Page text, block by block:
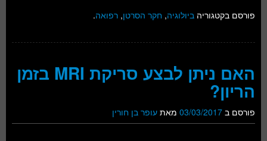
פורסם בקטגוריה ביולוגיה, חקר הסרטן, רפואה.
האם ניתן לבצע סריקת MRI בזמן
הריון?
פורסם ב 03/03/2017 מאת עופר בן חורין